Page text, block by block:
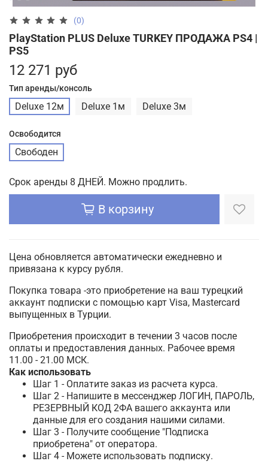
(0)
PlayStation PLUS Deluxe TURKEY ПРОДАЖА PS4 |
PS5
12 271 руб
Тип аренды/консоль
Deluxe 12м Deluxe 1м Deluxe 3м
Освободится
Свободен
Срок аренды 8 ДНЕЙ. Можно продлить.
В корзину
Цена обновляется автоматически ежедневно и
привязана к курсу рубля.
Покупка товара -это приобретение на ваш турецкий
аккаунт подписки с помощью карт Visa, Mastercard
выпущенных в Турции.
Приобретения происходит в течении 3 часов после
оплаты и предоставления данных. Рабочее время
11.00 - 21.00 МСК.
Как использовать
Шаг 1 - Оплатите заказ из расчета курса.
Шаг 2 - Напишите в мессенджер ЛОГИН, ПАРОЛЬ,
РЕЗЕРВНЫЙ КОД 2ФА вашего аккаунта или
данные для его создания нашими силами.
Шаг 3 - Получите сообщение "Подписка
приобретена" от оператора.
Шаг 4 - Можете использовать подписку.